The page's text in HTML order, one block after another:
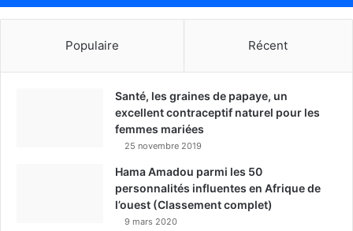
Populaire Récent
Santé, les graines de papaye, un
excellent contraceptif naturel pour les
femmes mariées
25 novembre 2019
Hama Amadou parmi les 50
personnalités influentes en Afrique de
l’ouest (Classement complet)
9 mars 2020